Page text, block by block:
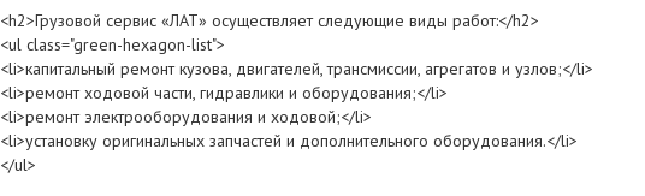
<h2>Грузовой сервис «ЛАТ» осуществляет следующие виды работ:</h2>
<ul class="green-hexagon-list">
<li>капитальный ремонт кузова, двигателей, трансмиссии, агрегатов и узлов;</li>
<li>ремонт ходовой части, гидравлики и оборудования;</li>
<li>ремонт электрооборудования и ходовой;</li>
<li>установку оригинальных запчастей и дополнительного оборудования.</li>
</ul>